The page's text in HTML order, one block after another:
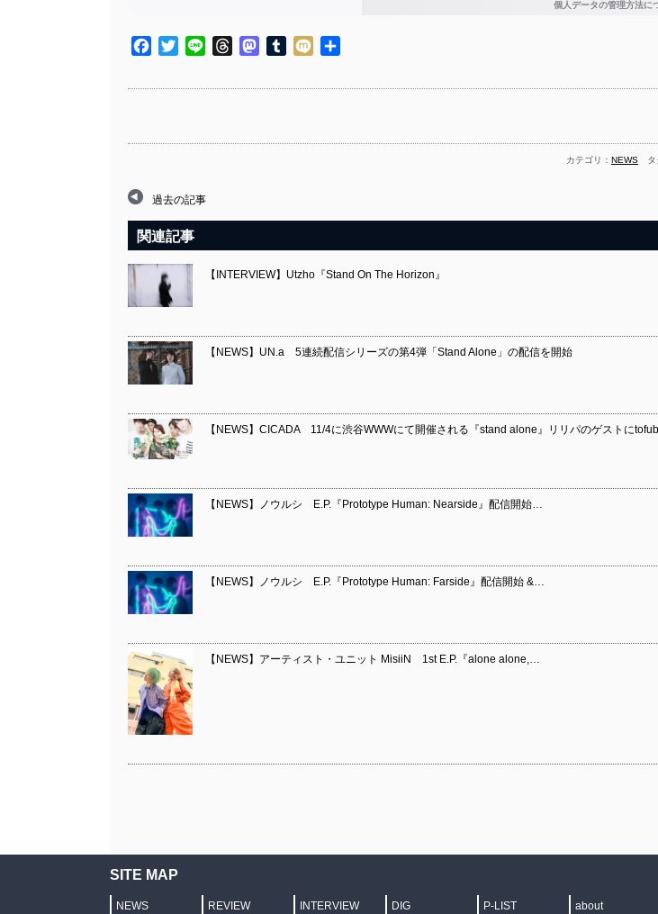
Facebook
TwitterLine ThreadsMastodon
TumblrMixi
カテゴリ： NEWS タ
過去の記事
関連記事
【INTERVIEW】Utzho『Stand On The Horizon』
【NEWS】UN.a 5連続配信シリーズの第4弾「Stand Alone」の配信を開始
【NEWS】CICADA 11/4に渋谷WWWにて開催される『stand alone』リリパのゲストに
【NEWS】ノウルシ E.P.『Prototype Human: Nearside』配信開始…
【NEWS】ノウルシ E.P.『Prototype Human: Farside』配信開始 &…
【NEWS】アーティスト・ユニット MisiiN 1st E.P.『alone alone,…
SITE MAP
NEWS REVIEW INTERVIEW DIG P-LIST about